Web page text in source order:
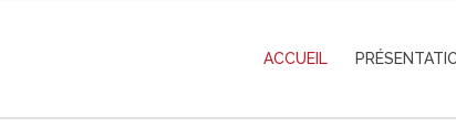
ACCUEIL